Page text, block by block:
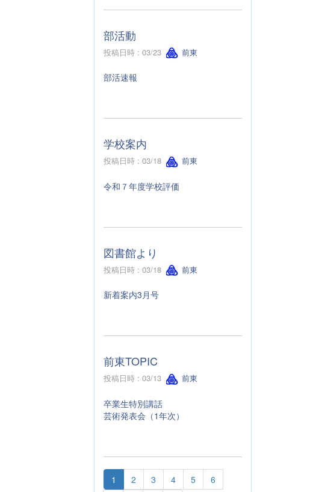
部活動
投稿日時 : 03/23 前東
部活速報
学校案内
投稿日時 : 03/18 前東
令和７年度学校評価
図書館より
投稿日時 : 03/18 前東
新着案内3月号
前東TOPIC
投稿日時 : 03/13 前東
卒業生特別講話
芸術発表会（1年次）
1 2 3 4 5
6